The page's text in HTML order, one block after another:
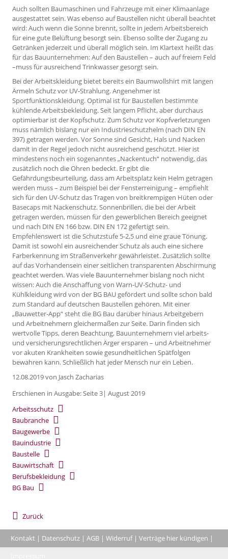
Auch sollten Baumaschinen und Fahrzeuge mit einer Klimaanlage
ausgestattet sein. Was ebenso auf Baustellen nicht überall beachtet
wird: Auch wenn die Sonne brennt, sollte in jedem Arbeitsbereich
für eine gute Belüftung besorgt sein. Ebenso sollte der Zugang zu
Getränken jederzeit und überall möglich sein. Im Klartext heißt das
für das Bauunternehmen: Auf den Baustellen – auch auf freiem Feld
–muss für ausreichend Trinkwasser gesorgt sein.
Bei der Arbeitskleidung bietet bereits ein Baumwollshirt mit langen
Ärmeln Schutz vor UV-Strahlung. Angenehmer ist
Sportfunktionskleidung. Optimal ist für Baustellen bestimmte
kühlende Arbeitsbekleidung. Seit langem Pflicht, aber durchaus
optimierbar ist der Kopfschutz. Zum Schutz vor Kopfverletzungen
muss nämlich bislang nur ein Industrieschutzhelm (nach DIN EN
397) getragen werden. Vor Sonne sind Gesicht, Hals und Nacken
damit in der Regel jedoch nicht ausreichend geschützt. Hier ist
mindestens noch ein sogenanntes „Nackentuch“ notwendig, das
zusätzlich noch die Ohren bedeckt. Er gibt die
Gefährdungsbeurteilung, dass am Arbeitsplatz kein Helm getragen
werden muss – zum Beispiel bei der Fensterreinigung – empfiehlt
sich für den UV-Schutz das Tragen von breitkrempigen Hüten oder
Basecaps mit Nackenschutz. Sonnenbrillen, die bei der Arbeit
getragen werden, müssen für den gewerblichen Bereich geeignet
und nach DIN EN 166 bzw. DIN EN 172 gefertigt sein.
Empfehlenswert ist die Schutzstufe 5-2,5 und eine graue Tönung.
Damit ist sowohl ein ausreichender Schutz als auch eine sichere
Farberkennung im Straßenverkehr gewährleistet. Zusätzlich sollte
auf das Vorhandensein einer seitlichen transparenten Abschirmung
geachtet werden. Was viele Bauunternehmer bislang noch nicht
wissen: Auch die Anschaffung von Warn-UV-Schutz- und
Kühlkleidung wird von der BG BAU gefördert und sollte schon bald
zum Standard auf deutschen Baustellen gehören. Mit einer
„Bauwetter-App“ steht die BG Bau darüber hinaus Arbeitgebern
und Arbeitnehmern gleichermaßen zur Seite. Darin finden sich
wertvolle Tipps, deren Beachtung, Bauunternehmern viel arbeits-
und versicherungsrechtlichen Ärger ersparen – und Arbeitnehmer
vor akuten Krankheiten sowie gesundheitlichen Spätfolgen
bewahren kann. Schließlich hat jeder Mensch nur ein Leben.
12.08.2019von Jasch Zacharias
Erschienen in Ausgabe: Seite 3| August 2019
Arbeitsschutz
Baubranche
Baugewerbe
Bauindustrie
Baustelle
Bauwirtschaft
Berufsbekleidung
BG Bau
Zurück
Kontakt | Datenschutz | AGB | Widerruf| Verträge hier kündigen |